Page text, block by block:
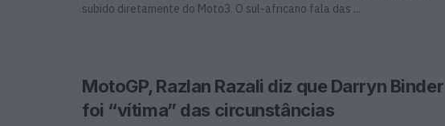
subido diretamente do Moto3. O sul-africano fala das ...
MotoGP, Razlan Razali diz que Darryn Binder
foi “vítima” das circunstâncias